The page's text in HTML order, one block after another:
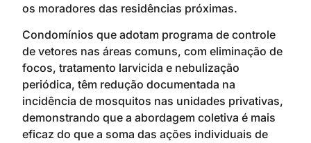
os moradores das residências próximas.
Condomínios que adotam programa de controle
de vetores nas áreas comuns, com eliminação de
focos, tratamento larvicida e nebulização
periódica, têm redução documentada na
incidência de mosquitos nas unidades privativas,
demonstrando que a abordagem coletiva é mais
eficaz do que a soma das ações individuais de